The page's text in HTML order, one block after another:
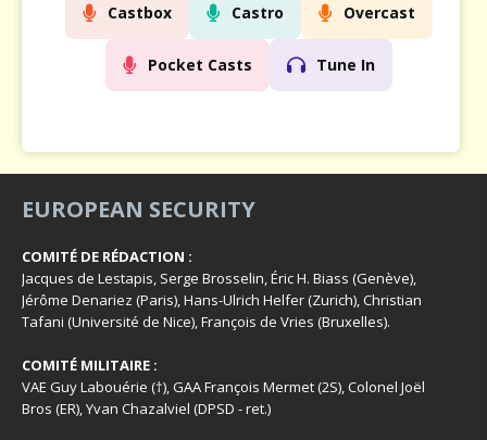
Castbox Castro Overcast
Pocket Casts Tune In
EUROPEAN SECURITY
COMITÉ DE RÉDACTION :
Jacques de Lestapis, Serge Brosselin, Éric H. Biass (Genève),
Jérôme Denariez (Paris), Hans-Ulrich Helfer (Zurich), Christian
Tafani (Université de Nice), François de Vries (Bruxelles).
COMITÉ MILITAIRE :
VAE Guy Labouérie (†), GAA François Mermet (2S), Colonel Joël
Bros (ER), Yvan Chazalviel (DPSD - ret.)